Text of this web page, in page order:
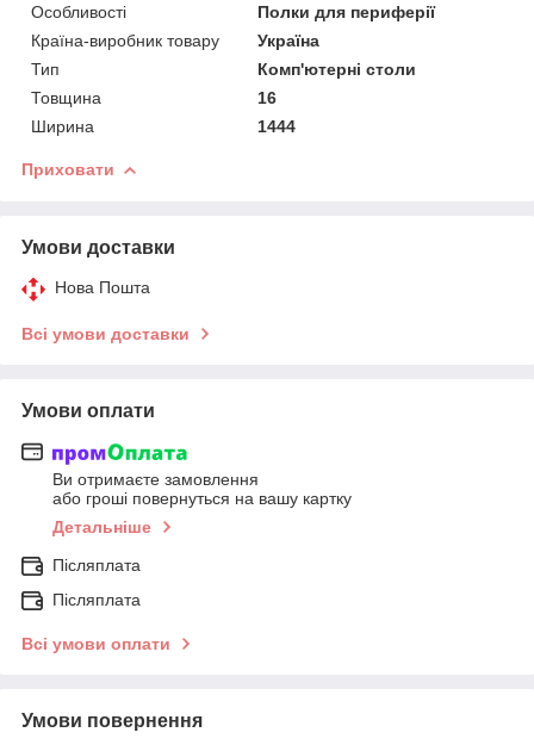
Особливості
Полки для периферії
Країна-виробник товару
Україна
Тип
Комп'ютерні столи
Товщина
16
Ширина
1444
Приховати
Умови доставки
Нова Пошта
Всі умови доставки
Умови оплати
Ви отримаєте замовлення
або гроші повернуться на вашу картку
Детальніше
Післяплата
Післяплата
Всі умови оплати
Умови повернення